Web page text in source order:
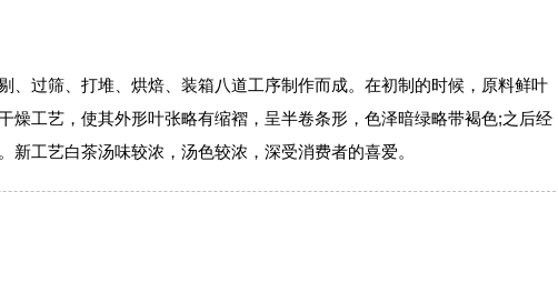
过筛、打堆、烘焙、装箱八道工序制作而成。在初制的时候，原料鲜叶
燥工艺，使其外形叶张略有缩褶，呈半卷条形，色泽暗绿略带褐色;之后经
工艺白茶汤味较浓，汤色较浓，深受消费者的喜爱。